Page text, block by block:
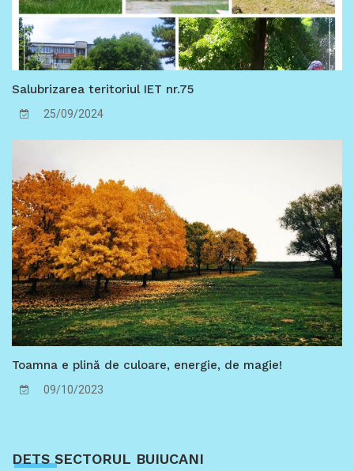
Salubrizarea teritoriul IET nr.75
25/09/2024
Toamna e plină de culoare, energie, de magie!
09/10/2023
DETS SECTORUL BUIUCANI